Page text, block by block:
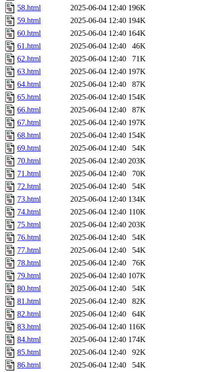
58.html
2025-06-04 12:40 196K
59.html
2025-06-04 12:40 194K
60.html
2025-06-04 12:40 164K
61.html
2025-06-04 12:40
46K
62.html
2025-06-04 12:40
71K
63.html
2025-06-04 12:40 197K
64.html
2025-06-04 12:40
87K
65.html
2025-06-04 12:40 154K
66.html
2025-06-04 12:40
87K
67.html
2025-06-04 12:40 197K
68.html
2025-06-04 12:40 154K
69.html
2025-06-04 12:40
54K
70.html
2025-06-04 12:40 203K
71.html
2025-06-04 12:40
70K
72.html
2025-06-04 12:40
54K
73.html
2025-06-04 12:40 134K
74.html
2025-06-04 12:40 110K
75.html
2025-06-04 12:40 203K
76.html
2025-06-04 12:40
54K
77.html
2025-06-04 12:40
54K
78.html
2025-06-04 12:40
76K
79.html
2025-06-04 12:40 107K
80.html
2025-06-04 12:40
54K
81.html
2025-06-04 12:40
82K
82.html
2025-06-04 12:40
64K
83.html
2025-06-04 12:40 116K
84.html
2025-06-04 12:40 174K
85.html
2025-06-04 12:40
92K
86.html
2025-06-04 12:40
54K